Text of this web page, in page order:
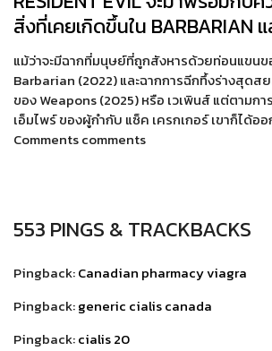
สิ่งที่เคยเกิดขึ้นใน BARBARIAN
แม้ว่าจะมีฉากที่มนุษย์ที่ถูกสังหารด้วยท่อนแขนข
Barbarian (2022) และฉากการฉีกทึ้งร่างสุดส
ของ Weapons (2025) หรือ เวเพินส์ แต่ตามก
เอ็มไพร์ ของผู้กำกับ แซ็ค เครกเกอร์ เขาก็ได้อ
Comments comments
553 PINGS & TRACKBACKS
Pingback:Canadian pharmacy viagra
Pingback:generic cialis canada
Pingback:cialis 20